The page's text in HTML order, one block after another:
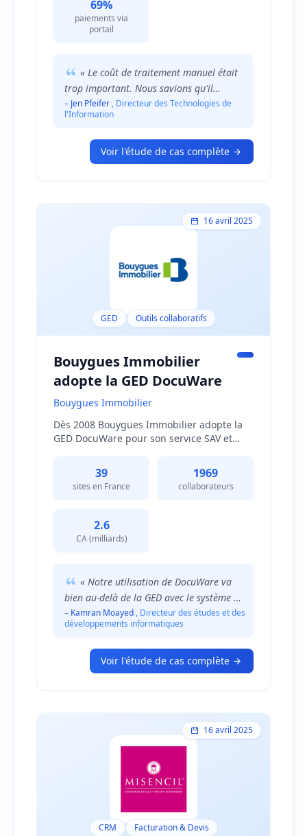
optimiser son processus de recouvrement
clients. Ce changement est un réel gain
69%
paiements via
portail
« Le coût de traitement manuel était
trop important. Nous savions qu'il
existait un processus plus rapide et plus
rentable pour effectuer nos relances et
Le CRM de recouvrement TermSync
d'Esker répondait à nos besoins. »
– Jen Pfeifer , Directeur des Technologies de
l'Information
Voir l'étude de cas complète
16 avril 2025
GED Outils collaboratifs
Bouygues Immobilier
adopte la GED DocuWare
Bouygues Immobilier
Dès 2008 Bouygues Immobilier adopte la
GED DocuWare pour son service SAV et
comptabilité et juridique. Au fil des
années, l'utilisation de cette solution a
évolué pour s'intégrer pleinement dans la
l'entreprise.
39
sites en France
1969
collaborateurs
2.6
CA (milliards)
« Notre utilisation de DocuWare va
bien au-delà de la GED avec le système de
workflow. Cela génère de la valeur.
DocuWare est très simple d'utilisation et
– Kamran Moayed , Directeur des études et des
développements informatiques
Voir l'étude de cas complète
16 avril 2025
CRM Facturation & Devis